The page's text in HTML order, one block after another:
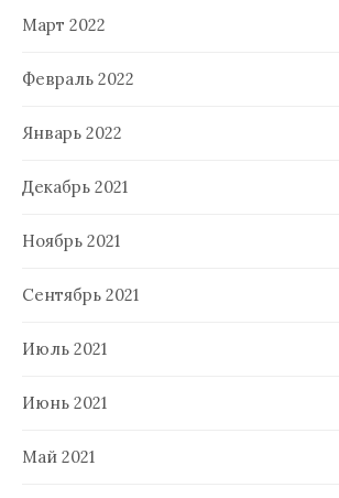
Март 2022
Февраль 2022
Январь 2022
Декабрь 2021
Ноябрь 2021
Сентябрь 2021
Июль 2021
Июнь 2021
Май 2021